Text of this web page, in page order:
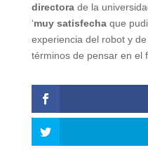
directorade la
‘muy satisfechaque
experiencia del robot y
términos de pensar en el